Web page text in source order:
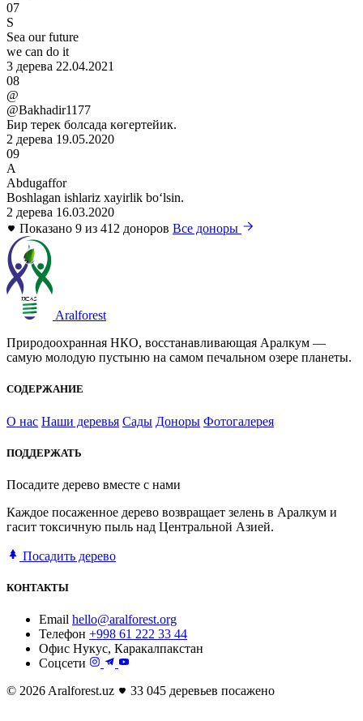
07
S
Sea our future
we can do it
3 дерева 22.04.2021
08
@
@Bakhadir1177
Бир терек болсада көгертейик.
2 дерева 19.05.2020
09
A
Abdugaffor
Boshlagan ishlariz xayirlik boʻlsin.
2 дерева 16.03.2020
Показано 9 из 412 доноров Все доноры
Aralforest
Природоохранная НКО, восстанавливающая Аралкум —
самую молодую пустыню на самом печальном озере планеты.
СОДЕРЖАНИЕ
О нас Наши деревья Сады Доноры Фотогалерея
ПОДДЕРЖАТЬ
Посадите дерево вместе с нами
Каждое посаженное дерево возвращает зелень в Аралкум и
гасит токсичную пыль над Центральной Азией.
Посадить дерево
КОНТАКТЫ
Email hello@aralforest.org
Телефон +998 61 222 33 44
Офис Нукус, Каракалпакстан
Соцсети
© 2026 Aralforest.uz
33 045 деревьев посажено